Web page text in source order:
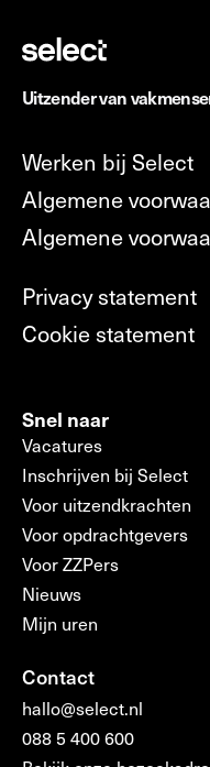
Uitzender van
Werken bij Select
Algemene
Algemene
Privacy statement
Cookie statement
Snel naar
Vacatures
Inschrijven bij Select
Voor uitzendkrachten
Voor opdrachtgevers
Voor ZZPers
Nieuws
Mijn uren
Contact
hallo@select.nl
088 5 400 600